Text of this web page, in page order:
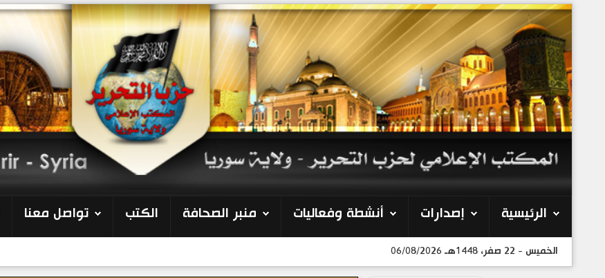
الرئيسية إصدارات أنشطة وفعاليات منبر الصحافة الكتب تواصل معنا
الخميس - 22 صفر، 1448هـ 06/08/2026